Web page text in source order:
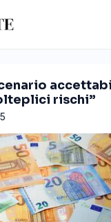
rischi”